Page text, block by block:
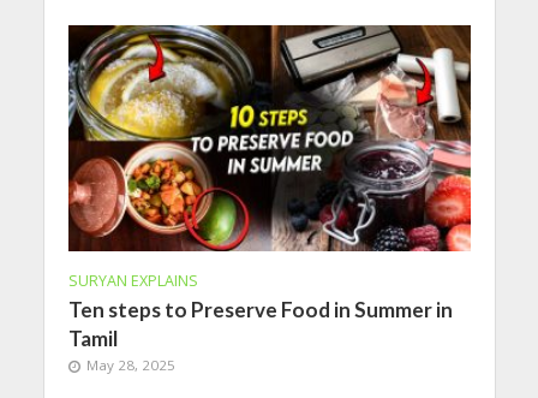
SURYAN EXPLAINS
Ten steps to Preserve Food in Summer in
Tamil
May 28, 2025